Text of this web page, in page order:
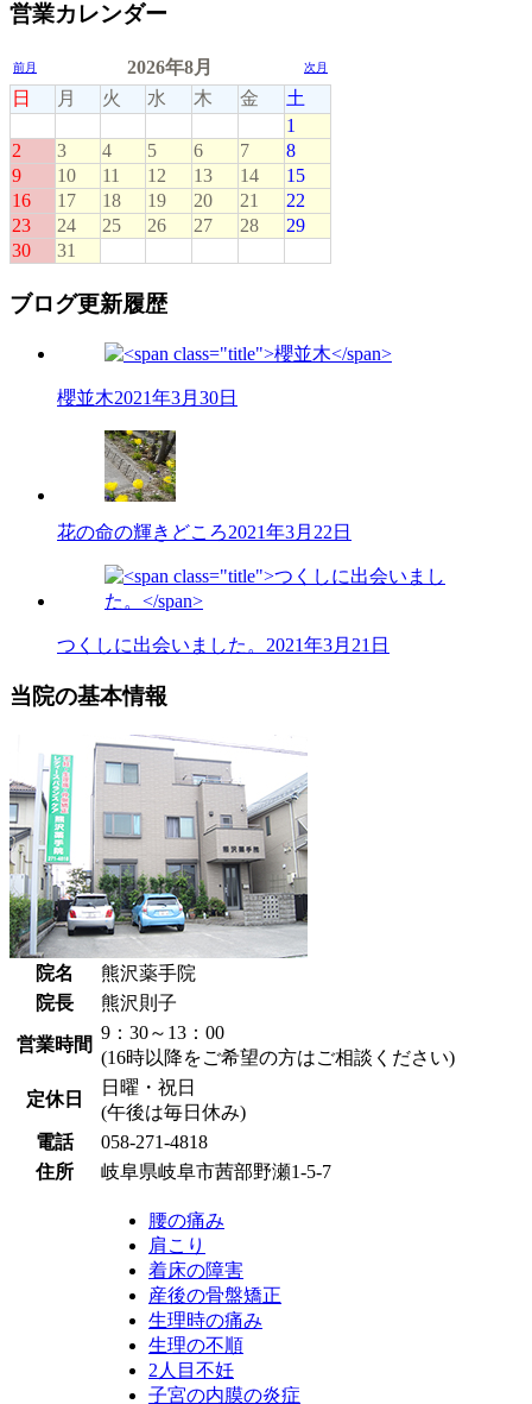
営業カレンダー
ブログ更新履歴
櫻並木2021年3月30日
花の命の輝きどころ2021年3月22日
つくしに出会いました。 2021年3月21日
当院の基本情報
院名
熊沢薬手院
院長
熊沢則子
営業時間
9：30～13：00
(16時以降をご希望の方はご相談ください)
定休日
日曜・祝日
(午後は毎日休み)
電話
058-271-4818
住所
岐阜県岐阜市茜部野瀬1-5-7
腰の痛み
肩こり
着床の障害
産後の骨盤矯正
生理時の痛み
生理の不順
2人目不妊
子宮の内膜の炎症